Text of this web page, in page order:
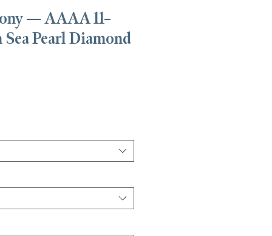
— AAAA 11–
Pearl Diamond